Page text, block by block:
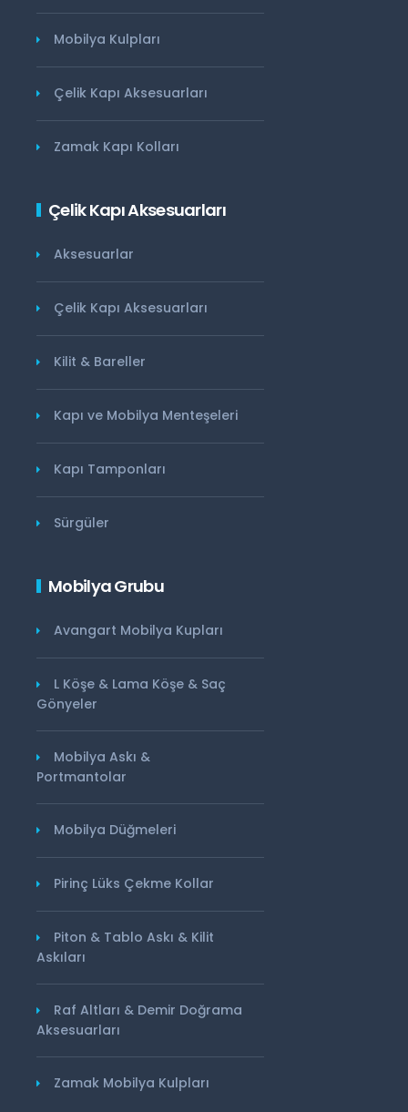
Mobilya Kulpları
Çelik Kapı Aksesuarları
Zamak Kapı Kolları
Çelik Kapı Aksesuarları
Aksesuarlar
Çelik Kapı Aksesuarları
Kilit & Bareller
Kapı ve Mobilya Menteşeleri
Kapı Tamponları
Sürgüler
Mobilya Grubu
Avangart Mobilya Kupları
L Köşe & Lama Köşe & Saç
Gönyeler
Mobilya Askı &
Portmantolar
Mobilya Düğmeleri
Pirinç Lüks Çekme Kollar
Piton & Tablo Askı & Kilit
Askıları
Raf Altları & Demir Doğrama
Aksesuarları
Zamak Mobilya Kulpları